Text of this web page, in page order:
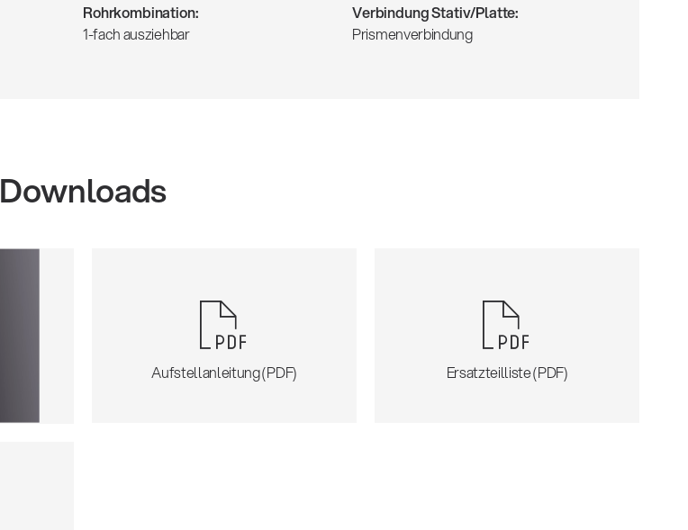
Rohrkombination:
1-fach ausziehbar
Verbindung Stativ/Platte:
Prismenverbindung
Downloads
Aufstellanleitung (PDF) Ersatzteilliste (PDF)